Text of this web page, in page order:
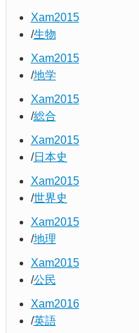
Xam2015
生物
Xam2015
地学
Xam2015
総合
Xam2015
日本史
Xam2015
世界史
Xam2015
地理
Xam2015
公民
Xam2016
英語